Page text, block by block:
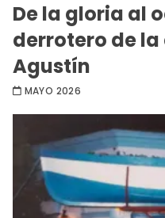
De la gloria al
derrotero de la
Agustín
MAYO 2026